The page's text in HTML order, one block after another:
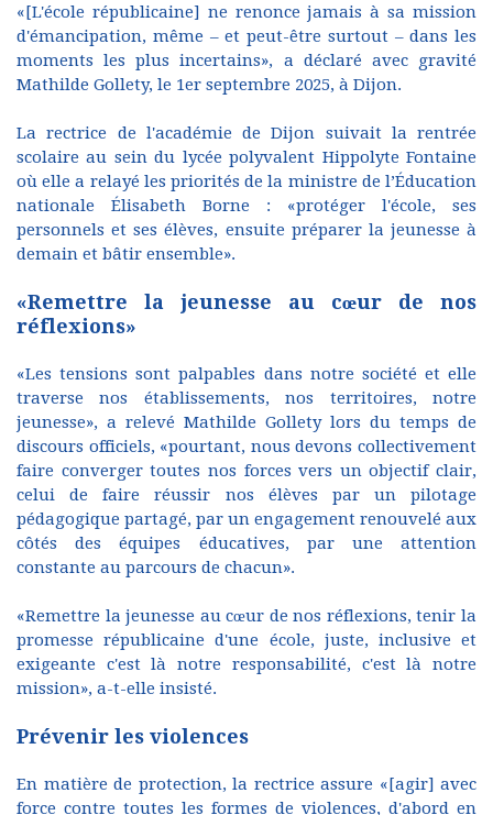
«[L'école républicaine] ne renonce jamais à sa mission
d'émancipation, même – et peut-être surtout – dans les
moments les plus incertains», a déclaré avec gravité
Mathilde Gollety, le 1er septembre 2025, à Dijon.
La rectrice de l'académie de Dijon suivait la rentrée
scolaire au sein du lycée polyvalent Hippolyte Fontaine
où elle a relayé les priorités de la ministre de l’Éducation
nationale Élisabeth Borne : «protéger l'école, ses
personnels et ses élèves, ensuite préparer la jeunesse à
demain et bâtir ensemble».
«Remettre la jeunesse au cœur de nos
réflexions»
«Les tensions sont palpables dans notre société et elle
traverse nos établissements, nos territoires, notre
jeunesse», a relevé Mathilde Gollety lors du temps de
discours officiels, «pourtant, nous devons collectivement
faire converger toutes nos forces vers un objectif clair,
celui de faire réussir nos élèves par un pilotage
pédagogique partagé, par un engagement renouvelé aux
côtés des équipes éducatives, par une attention
constante au parcours de chacun».
«Remettre la jeunesse au cœur de nos réflexions, tenir la
promesse républicaine d'une école, juste, inclusive et
exigeante c'est là notre responsabilité, c'est là notre
mission», a-t-elle insisté.
Prévenir les violences
En matière de protection, la rectrice assure «[agir] avec
force contre toutes les formes de violences, d'abord en